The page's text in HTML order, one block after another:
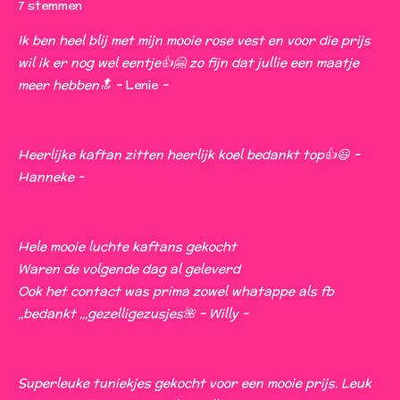
t
n
g
s
t
t
e
r
t
e
r
e
n
t
e
r
e
n
t
e
r
e
n
t
e
r
e
n
m
e
n
7 stemmen
Ik ben heel blij met mijn mooie rose vest en voor die prijs
wil ik er nog wel eentje👍🤗 zo fijn dat jullie een maatje
meer hebben🔝 - Lenie-
Heerlijke kaftan zitten heerlijk koel bedankt top👍😃 -
Hanneke -
Hele mooie luchte kaftans gekocht
Waren de volgende dag al geleverd
Ook het contact was prima zowel whatappe als fb
,,bedankt ,,,gezelligezusjes🌺 - Willy -
Superleuke tuniekjes gekocht voor een mooie prijs. Leuk